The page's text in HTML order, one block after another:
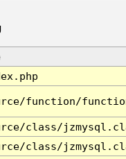
function/
class/
class/